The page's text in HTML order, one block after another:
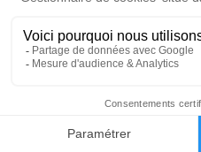
Faire-part
Cérémonie religieuse
Eglise Notre-Dame de
2, Rue du Val